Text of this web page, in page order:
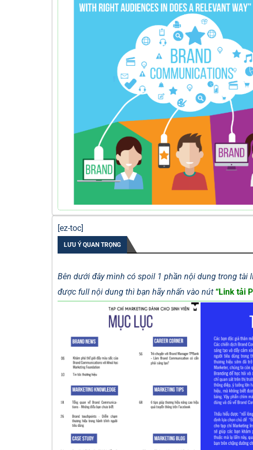
[ez-toc]
LƯU Ý QUAN TRỌNG
Bên dưới đây mình có spoil 1 phần nội dung trong tài
được full nội dung thì bạn hãy nhấn vào nút “Link tải